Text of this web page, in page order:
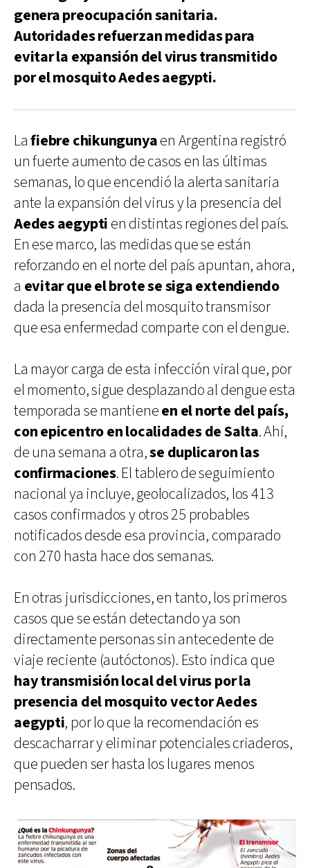
genera preocupación sanitaria.
Autoridades refuerzan medidas para
evitar la expansión del virus transmitido
por el mosquito Aedes aegypti.
Lafiebre chikungunyaen Argentina registró
un fuerte aumento de casos en las últimas
semanas, lo que encendió la alerta sanitaria
ante la expansión del virus y la presencia del
Aedes aegypti en distintas regiones del país.
En ese marco, las medidas que se están
reforzando en el norte del país apuntan, ahora,
a evitar que el brote se siga extendiendo
dada la presencia del mosquito transmisor
que esa enfermedad comparte con el dengue.
La mayor carga de esta infección viral que, por
el momento, sigue desplazando al dengue esta
temporada se mantieneen el norte del país,
con epicentro en localidades de Salta. Ahí,
de una semana a otra,se duplicaron las
confirmaciones. El tablero de seguimiento
nacional ya incluye, geolocalizados, los 413
casos confirmados y otros 25 probables
notificados desde esa provincia, comparado
con 270 hasta hace dos semanas.
En otras jurisdicciones, en tanto, los primeros
casos que se están detectando ya son
directamente personas sin antecedente de
viaje reciente (autóctonos). Esto indica que
hay transmisión local del virus por la
presencia del mosquito vectorAedes
aegypti, por lo que la recomendación es
descacharrar y eliminar potenciales criaderos,
que pueden ser hasta los lugares menos
pensados.